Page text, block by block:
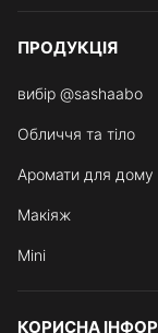
ПРОДУКЦІЯ
вибір @sashaabo
Обличчя та тіло
Аромати для дому
Макіяж
Mini
КОРИСНА